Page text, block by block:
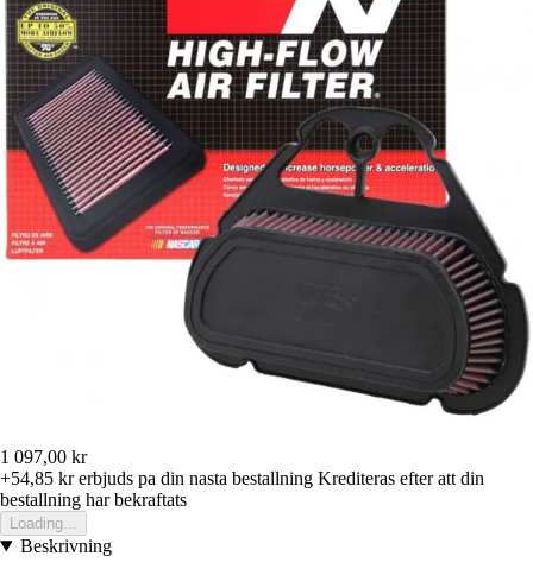
1 097,00 kr
+54,85 krerbjuds pa din nasta bestallning Krediteras efter att din
bestallning har bekraftats
Loading...
Beskrivning